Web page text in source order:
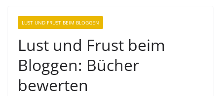
LUST UND FRUST BEIM BLOGGEN
Lust und Frust beim
Bloggen: Bücher
bewerten